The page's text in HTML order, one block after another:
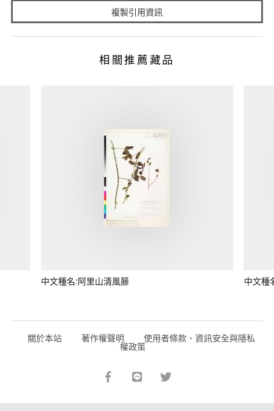
複製引用資訊
相關推薦藏品
中文種名:阿里山清風藤 中文種
關於本站 著作權聲明 使用者條款、資訊安全與隱私
權政策